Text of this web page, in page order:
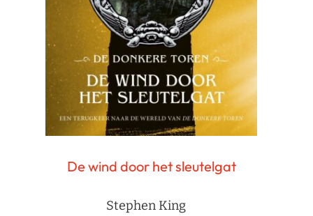
De wind door het sleutelgat
Stephen King